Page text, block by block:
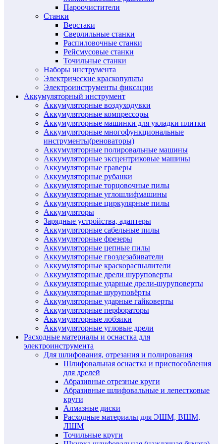
Пароочистители
Станки
Верстаки
Сверлильные станки
Распиловочные станки
Рейсмусовые станки
Точильные станки
Наборы инструмента
Электрические краскопульты
Электроинструменты фиксации
Аккумуляторный инструмент
Аккумуляторные воздуходувки
Аккумуляторные компрессоры
Аккумуляторные машинки для укладки плитки
Аккумуляторные многофункциональные
инструменты(реноваторы)
Аккумуляторные полировальные машины
Аккумуляторные эксцентриковые машины
Аккумуляторные граверы
Аккумуляторные рубанки
Аккумуляторные торцовочные пилы
Аккумуляторные углошлифмашины
Аккумуляторные циркулярные пилы
Аккумуляторы
Зарядные устройства, адаптеры
Аккумуляторные сабельные пилы
Аккумуляторные фрезеры
Аккумуляторные цепные пилы
Аккумуляторные гвоздезабиватели
Аккумуляторные краскораспылители
Аккумуляторные дрели шуруповерты
Аккумуляторные ударные дрели-шуруповерты
Аккумуляторные шуруповёрты
Аккумуляторные ударные гайковерты
Аккумуляторные перфораторы
Аккумуляторные лобзики
Аккумуляторные угловые дрели
Расходные материалы и оснастка для
электроинструмента
Для шлифования, отрезания и полирования
Шлифовальная оснастка и приспособления
для дрелей
Абразивные отрезные круги
Абразивные шлифовальные и лепестковые
круги
Алмазные диски
Расходные материалы для ЭШМ, ВШМ,
ЛШМ
Точильные круги